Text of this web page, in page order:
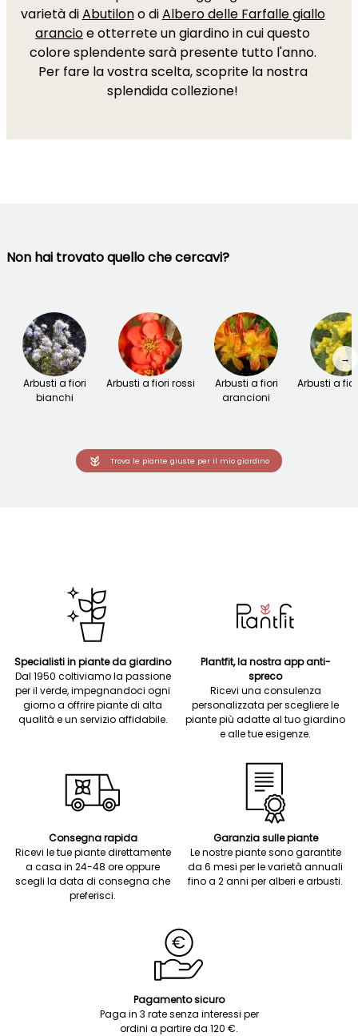
varietà diAbutilono diAlbero delle Farfalle giallo
arancioe otterrete un giardino in cui questo
colore splendente sarà presente tutto l'anno.
Per fare la vostra scelta, scoprite la nostra
splendida collezione!
Non hai trovato quello che cercavi?
Arbusti a fiori
bianchi
Arbusti a fiori rossi
Arbusti a fiori
arancioni
Arbusti a
→
Trova le piante giuste per il mio giardino
Specialisti in piante da giardino
Dal 1950 coltiviamo la passione
per il verde, impegnandoci ogni
giorno a offrire piante di alta
qualità e un servizio affidabile.
Plantfit, la nostra app anti-
spreco
Ricevi una consulenza
personalizzata per scegliere le
piante più adatte al tuo giardino
e alle tue esigenze.
Consegna rapida
Ricevi le tue piante direttamente
a casa in 24-48 ore oppure
scegli la data di consegna che
preferisci.
Garanzia sulle piante
Le nostre piante sono garantite
da 6 mesi per le varietà annuali
fino a 2 anni per alberi e arbusti.
Pagamento sicuro
Paga in 3 rate senza interessi per
ordini a partire da 120 €.